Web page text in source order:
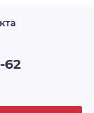
школа
и
рядом с
62